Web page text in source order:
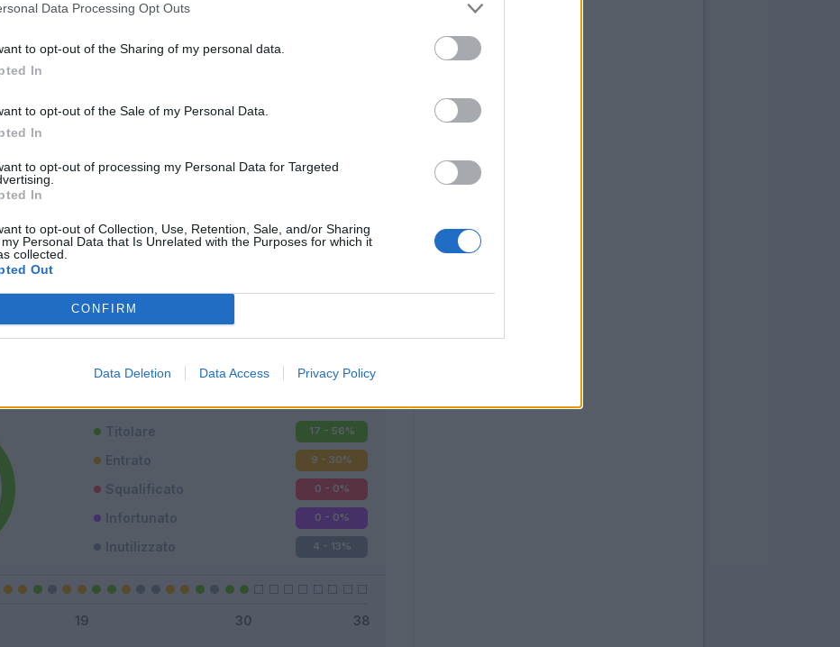
Data Processing Opt Outs
to opt-out of the Sharing of my personal data.
In
to opt-out of the Sale of my Personal Data.
In
to opt-out of processing my Personal Data for Targeted
In
to opt-out of Collection, Use, Retention, Sale, and/or Sharing
Personal Data that Is Unrelated with the Purposes for which it
collected.
Out
CONFIRM
Data Deletion Data Access Privacy Policy
Classic
Titolare 17 - 56%
Entrato 9 - 30%
Squalificato 0 - 0%
Infortunato 0 - 0%
Inutilizzato 4 - 13%